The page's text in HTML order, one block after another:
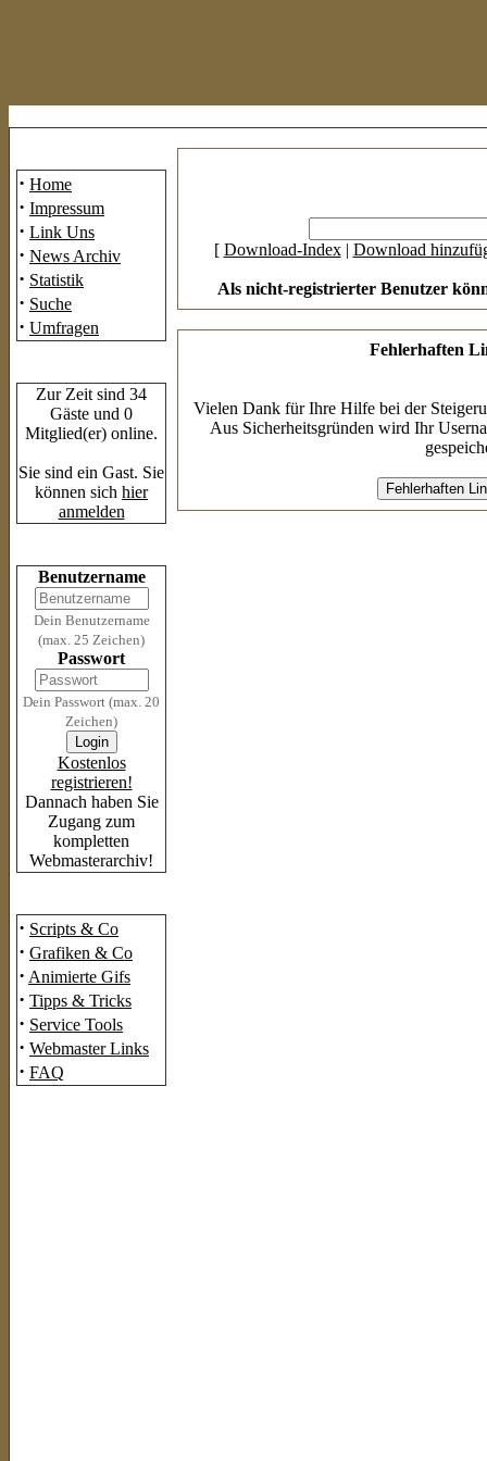
· Home
· Impressum
· Link Uns
· News Archiv
· Statistik
· Suche
· Umfragen
Zur Zeit sind 34
Gäste und 0
Mitglied(er) online.
Sie sind ein Gast. Sie
können sich hier
anmelden
Benutzername
Dein Benutzername
(max. 25 Zeichen)
Passwort
Dein Passwort (max. 20
Zeichen)
Kostenlos
registrieren!
Dannach haben Sie
Zugang zum
kompletten
Webmasterarchiv!
· Scripts & Co
· Grafiken & Co
· Animierte Gifs
· Tipps & Tricks
· Service Tools
· Webmaster Links
· FAQ
[ Download-Index| Download
Als nicht-registrierter Benutzer
Fehlerhaften
Vielen Dank für Ihre Hilfe bei der
Aus Sicherheitsgründen wird Ihr